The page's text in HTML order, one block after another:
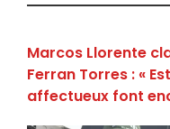
Marcos Llorente
Ferran Torres : «
affectueux font